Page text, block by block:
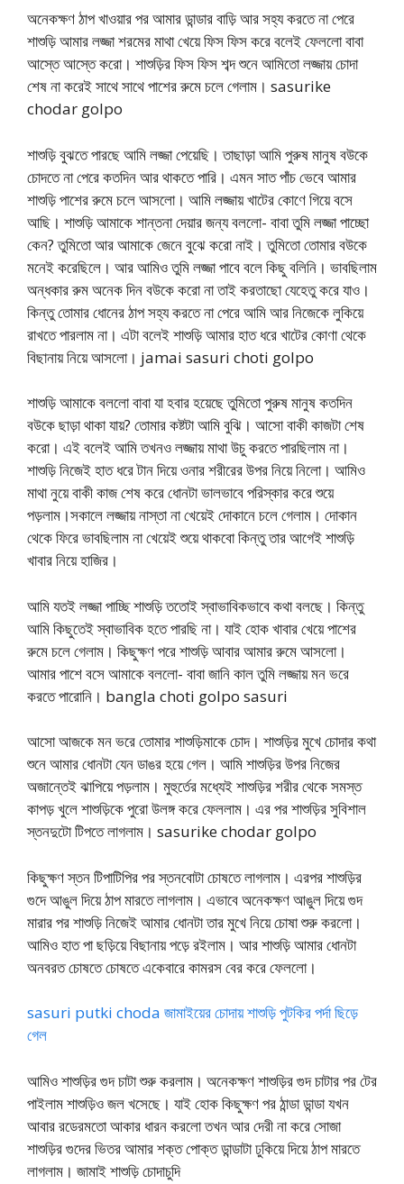
অনেকক্ষণ ঠাপ খাওয়ার পর আমার ডান্ডার বাড়ি আর সহ্য করতে না পেরে
শাশুড়ি আমার লজ্জা শরমের মাথা খেয়ে ফিস ফিস করে বলেই ফেললো বাবা
আস্তে আস্তে করো। শাশুড়ির ফিস ফিস শব্দ শুনে আমিতো লজ্জায় চোদা
শেষ না করেই সাথে সাথে পাশের রুমে চলে গেলাম। sasurike
chodar golpo
শাশুড়ি বুঝতে পারছে আমি লজ্জা পেয়েছি। তাছাড়া আমি পুরুষ মানুষ বউকে
চোদতে না পেরে কতদিন আর থাকতে পারি। এমন সাত পাঁচ ভেবে আমার
শাশুড়ি পাশের রুমে চলে আসলো। আমি লজ্জায় খাটের কোণে গিয়ে বসে
আছি। শাশুড়ি আমাকে শান্তনা দেয়ার জন্য বললো- বাবা তুমি লজ্জা পাচ্ছো
কেন? তুমিতো আর আমাকে জেনে বুঝে করো নাই। তুমিতো তোমার বউকে
মনেই করেছিলে। আর আমিও তুমি লজ্জা পাবে বলে কিছু বলিনি। ভাবছিলাম
অন্ধকার রুম অনেক দিন বউকে করো না তাই করতাছো যেহেতু করে যাও।
কিন্তু তোমার ধোনের ঠাপ সহ্য করতে না পেরে আমি আর নিজেকে লুকিয়ে
রাখতে পারলাম না। এটা বলেই শাশুড়ি আমার হাত ধরে খাটের কোণা থেকে
বিছানায় নিয়ে আসলো। jamai sasuri choti golpo
শাশুড়ি আমাকে বললো বাবা যা হবার হয়েছে তুমিতো পুরুষ মানুষ কতদিন
বউকে ছাড়া থাকা যায়? তোমার কষ্টটা আমি বুঝি। আসো বাকী কাজটা শেষ
করো। এই বলেই আমি তখনও লজ্জায় মাথা উচু করতে পারছিলাম না।
শাশুড়ি নিজেই হাত ধরে টান দিয়ে ওনার শরীরের উপর নিয়ে নিলো। আমিও
মাথা নুয়ে বাকী কাজ শেষ করে ধোনটা ভালভাবে পরিস্কার করে শুয়ে
পড়লাম।সকালে লজ্জায় নাস্তা না খেয়েই দোকানে চলে গেলাম। দোকান
থেকে ফিরে ভাবছিলাম না খেয়েই শুয়ে থাকবো কিন্তু তার আগেই শাশুড়ি
খাবার নিয়ে হাজির।
আমি যতই লজ্জা পাচ্ছি শাশুড়ি ততোই স্বাভাবিকভাবে কথা বলছে। কিন্তু
আমি কিছুতেই স্বাভাবিক হতে পারছি না। যাই হোক খাবার খেয়ে পাশের
রুমে চলে গেলাম। কিছুক্ষণ পরে শাশুড়ি আবার আমার রুমে আসলো।
আমার পাশে বসে আমাকে বললো- বাবা জানি কাল তুমি লজ্জায় মন ভরে
করতে পারোনি। bangla choti golpo sasuri
আসো আজকে মন ভরে তোমার শাশুড়িমাকে চোদ। শাশুড়ির মুখে চোদার কথা
শুনে আমার ধোনটা যেন ডাঙর হয়ে গেল। আমি শাশুড়ির উপর নিজের
অজান্তেই ঝাপিয়ে পড়লাম। মুহুর্তের মধ্যেই শাশুড়ির শরীর থেকে সমস্ত
কাপড় খুলে শাশুড়িকে পুরো উলঙ্গ করে ফেললাম। এর পর শাশুড়ির সুবিশাল
স্তনদুটো টিপতে লাগলাম। sasurike chodar golpo
কিছুক্ষণ স্তন টিপাটিপির পর স্তনবোটা চোষতে লাগলাম। এরপর শাশুড়ির
গুদে আঙুল দিয়ে ঠাপ মারতে লাগলাম। এভাবে অনেকক্ষণ আঙুল দিয়ে গুদ
মারার পর শাশুড়ি নিজেই আমার ধোনটা তার মুখে নিয়ে চোষা শুরু করলো।
আমিও হাত পা ছড়িয়ে বিছানায় পড়ে রইলাম। আর শাশুড়ি আমার ধোনটা
অনবরত চোষতে চোষতে একেবারে কামরস বের করে ফেললো।
sasuri putki choda জামাইয়ের চোদায় শাশুড়ি পুটকির পর্দা ছিড়ে
গেল
আমিও শাশুড়ির গুদ চাটা শুরু করলাম। অনেকক্ষণ শাশুড়ির গুদ চাটার পর টের
পাইলাম শাশুড়িও জল খসেছে। যাই হোক কিছুক্ষণ পর ঠান্ডা ডান্ডা যখন
আবার রডেরমতো আকার ধারন করলো তখন আর দেরী না করে সোজা
শাশুড়ির গুদের ভিতর আমার শক্ত পোক্ত ডান্ডাটা ঢুকিয়ে দিয়ে ঠাপ মারতে
লাগলাম। জামাই শাশুড়ি চোদাচুদি